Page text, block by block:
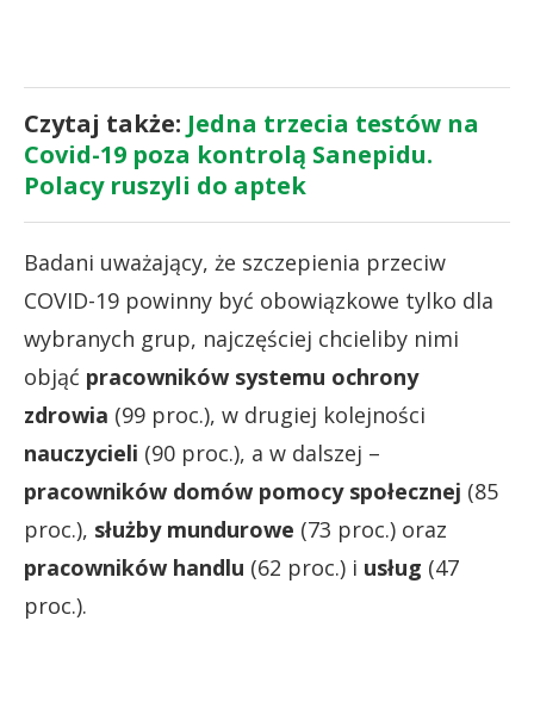
Czytaj także: Jedna trzecia testów na
Covid-19 poza kontrolą Sanepidu.
Polacy ruszyli do aptek
Badani uważający, że szczepienia przeciw
COVID-19 powinny być obowiązkowe tylko dla
wybranych grup, najczęściej chcieliby nimi
objąć pracowników systemu ochrony
zdrowia (99 proc.), w drugiej kolejności
nauczycieli (90 proc.), a w dalszej –
pracowników domów pomocy społecznej (85
proc.), służby mundurowe (73 proc.) oraz
pracowników handlu (62 proc.) i usług (47
proc.).